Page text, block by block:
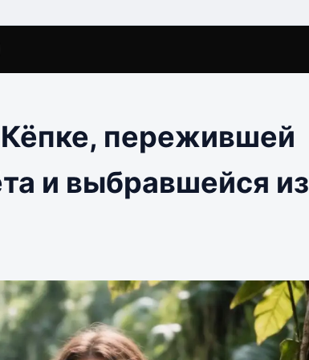
пережившей
и выбравшейся из